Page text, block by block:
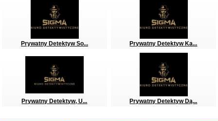
Prywatny Detektyw So... Prywatny Detektyw Ka...
Prywatny Detektyw, U... Prywatny Detektyw Dą...